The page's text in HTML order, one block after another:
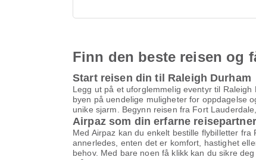
Finn den beste reisen og
Start reisen din til Raleigh Durham
Legg ut på et uforglemmelig eventyr til
byen på uendelige muligheter for oppdagelse
unike sjarm. Begynn reisen fra Fort
Airpaz som din erfarne reisepartner
Med Airpaz kan du enkelt bestille flybilletter
annerledes, enten det er komfort, hastighet
behov. Med bare noen få klikk kan du sikre